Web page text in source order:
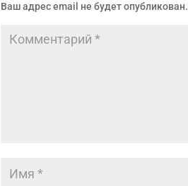
Ваш адрес email не будет опубликован.